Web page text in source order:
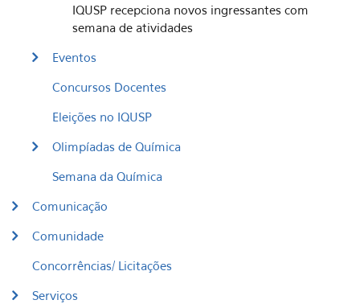
IQUSP recepciona novos ingressantes com
semana de atividades
Eventos
Concursos Docentes
Eleições no IQUSP
Olimpíadas de Química
Semana da Química
Comunicação
Comunidade
Concorrências/ Licitações
Serviços